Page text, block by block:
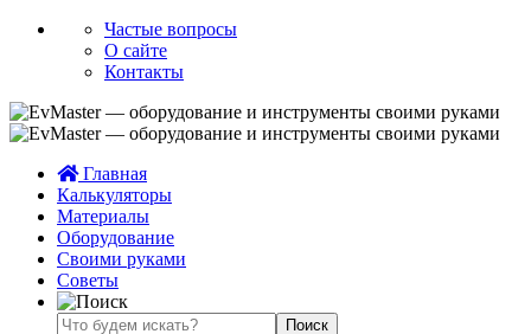
Частые вопросы
О сайте
Контакты
Главная
Калькуляторы
Материалы
Оборудование
Своими руками
Советы